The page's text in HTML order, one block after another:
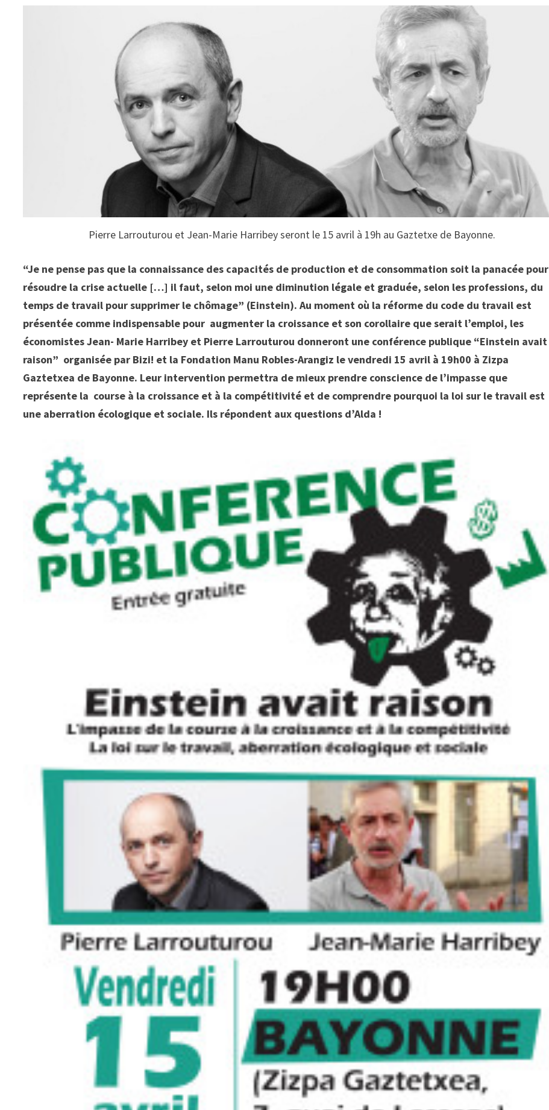
Pierre Larrouturou et Jean-Marie Harribey seront le 15 avril à 19h au Gaztetxe de Bayonne.
“Je ne pense pas que la connaissance des capacités de production et de consommation soit la panacée pour
résoudre la crise actuelle […] il faut, selon moi une diminution légale et graduée, selon les professions, du
temps de travail pour supprimer le chômage” (Einstein). Au moment où la réforme du code du travail est
présentée comme indispensable pour augmenter la croissance et son corollaire que serait l’emploi, les
économistes Jean- Marie Harribey et Pierre Larrouturou donneront une conférence publique “Einstein avait
raison” organisée par Bizi! et la Fondation Manu Robles-Arangiz le vendredi 15 avril à 19h00 à Zizpa
Gaztetxea de Bayonne. Leur intervention permettra de mieux prendre conscience de l’impasse que
représente la course à la croissance et à la compétitivité et de comprendre pourquoi la loi sur le travail est
une aberration écologique et sociale. Ils répondent aux questions d’Alda !